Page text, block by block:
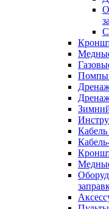
Помпы
Кабель